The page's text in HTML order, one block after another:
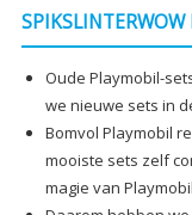
tot
€3,00
Oude Playmobil-
we nieuwe sets in
Bomvol Playmobil
mooiste sets zelf
magie van